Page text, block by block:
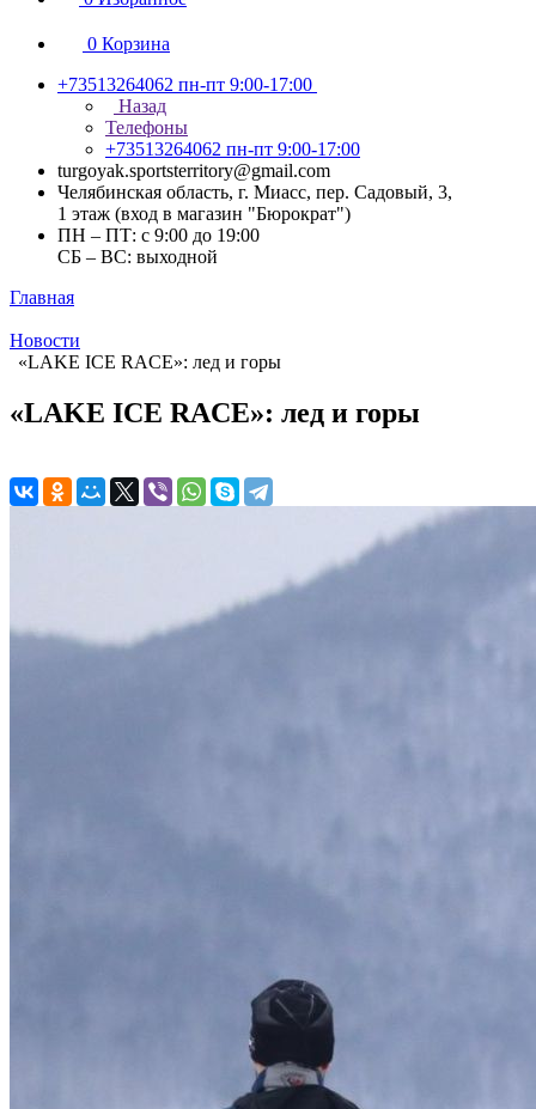
0 Корзина
+73513264062 пн-пт 9:00-17:00
Назад
Телефоны
+73513264062 пн-пт 9:00-17:00
turgoyak.sportsterritory@gmail.com
Челябинская область, г. Миасс, пер. Садовый, 3,
1 этаж (вход в магазин "Бюрократ")
ПН – ПТ: с 9:00 до 19:00
СБ – ВС: выходной
Главная
Новости
«LAKE ICE RACE»: лед и горы
«LAKE ICE RACE»: лед и горы